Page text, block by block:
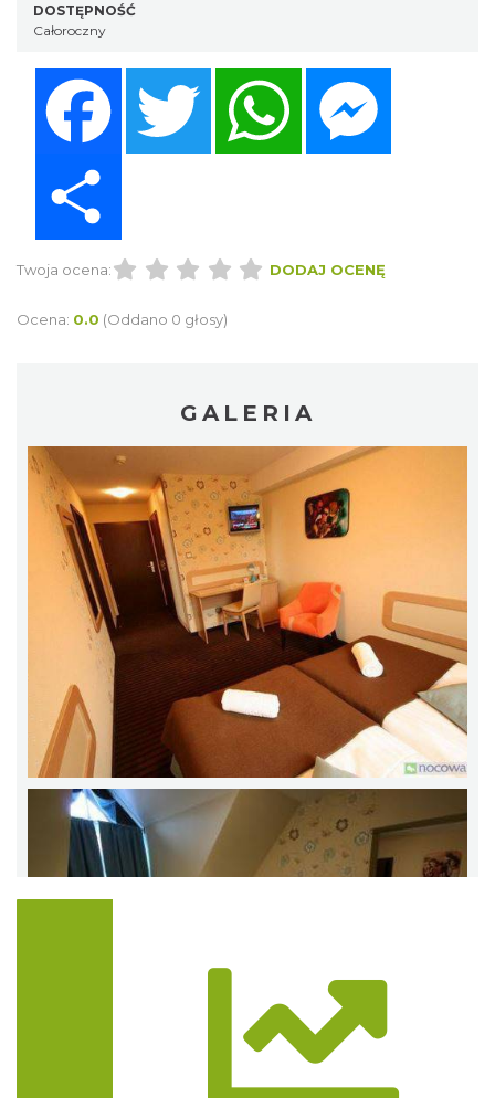
DOSTĘPNOŚĆ
Całoroczny
Twitter
Twoja ocena: DODAJ OCENĘ
Ocena: 0.0 (Oddano 0 głosy)
GALERIA
Trasa